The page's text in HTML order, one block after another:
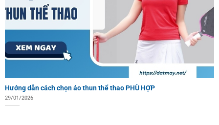
Hướng dẫn cách chọn áo thun thể thao PHÙ HỢP
29/01/2026